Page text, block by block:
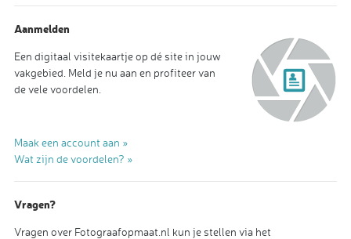
Aanmelden
Een digitaal visitekaartje op dé site in jouw
vakgebied. Meld je nu aan en profiteer van
de vele voordelen.
Maak een account aan »
Wat zijn de voordelen? »
Vragen?
Vragen over Fotograafopmaat.nl kun je stellen via het